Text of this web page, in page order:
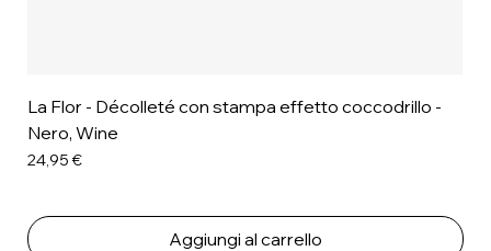
La Flor - Décolleté con stampa effetto coccodrillo -
Nero, Wine
Prezzo
24,95 €
Aggiungi al carrello